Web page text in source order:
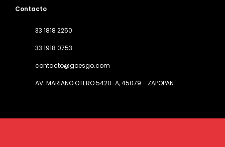
Contacto
33 1818 2250
33 1918 0753
contacto@goesgo.com
AV. MARIANO OTERO 5420-A, 45079 - ZAPOPAN